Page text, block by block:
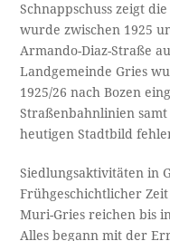
Schnappschuss zeigt
wurde zwischen 1925
Armando-Diaz-Straße
Landgemeinde Gries
1925/26 nach Bozen
Straßenbahnlinien
heutigen Stadtbild
Siedlungsaktivitäten in
Frühgeschichtlicher
Muri-Gries reichen bis
Alles begann mit der